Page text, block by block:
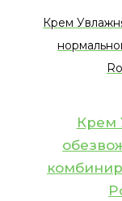
Крем
Крем